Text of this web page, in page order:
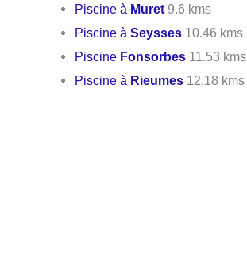
Piscine à Muret 9.6 kms
Piscine àSeysses 10.46 kms
Piscine Fonsorbes 11.53 kms
Piscine à Rieumes 12.18 kms